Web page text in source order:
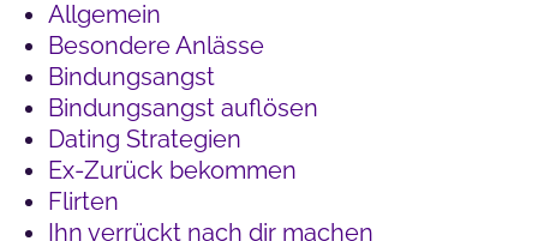
Allgemein
Besondere Anlässe
Bindungsangst
Bindungsangst auflösen
Dating Strategien
Ex-Zurück bekommen
Flirten
Ihn verrückt nach dir machen